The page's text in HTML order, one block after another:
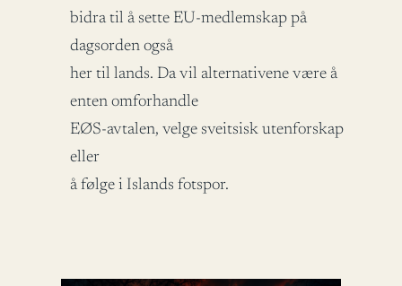
bidra til å sette EU-medlemskap på
dagsorden også
her til lands. Da vil alternativene være å
enten omforhandle
EØS-avtalen, velge sveitsisk utenforskap
eller
å følge i Islands fotspor.